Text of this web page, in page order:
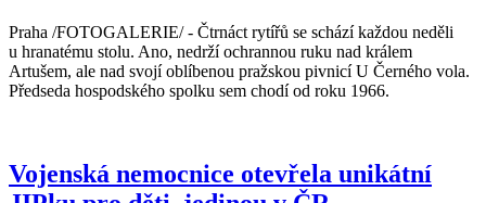
Praha /FOTOGALERIE/ - Čtrnáct rytířů se schází každou neděli
u hranatému stolu. Ano, nedrží ochrannou ruku nad králem
Artušem, ale nad svojí oblíbenou pražskou pivnicí U Černého vola.
Předseda hospodského spolku sem chodí od roku 1966.
Vojenská nemocnice otevřela unikátní